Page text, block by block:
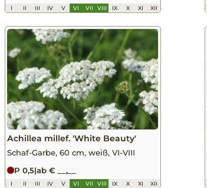
I II III IV V VI VII VIII IX X XI XII
Achillea millef. 'White Beauty'
Schaf-Garbe, 60 cm, weiß, VI-VIII
P 0,5|ab € __,__
I II III IV V VI VII VIII IX X XI XII